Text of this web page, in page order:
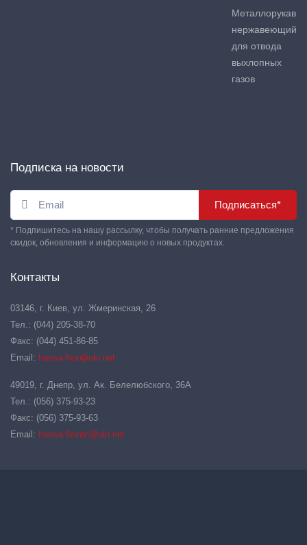
Металлорукав
нержавеющий
для отвода
выхлопных
газов
Подписка на новости
Подписаться*
* Подпишитесь на нашу рассылку, чтобы получать ранние предложения
скидок, обновления и информацию о новых продуктах.
Контакты
03146, г. Киев, ул. Жмеринская, 26
Тел.: (044) 205-38-70
Факс: (044) 451-86-85
Email: hansa-flex@ukr.net
49019, г. Днепр, ул. Ак. Белелюбского, 36А
Тел.: (056) 375-93-23
Факс: (056) 375-93-63
Email: hansa-flexdn@ukr.net